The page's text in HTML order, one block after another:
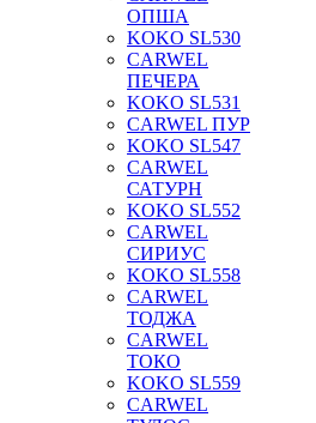
ОПША
KOKO SL530
CARWEL
ПЕЧЕРА
KOKO SL531
CARWEL ПУР
KOKO SL547
CARWEL
САТУРН
KOKO SL552
CARWEL
СИРИУС
KOKO SL558
CARWEL
ТОДЖА
CARWEL
ТОКО
KOKO SL559
CARWEL